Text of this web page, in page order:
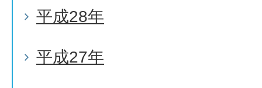
平成28年
平成27年